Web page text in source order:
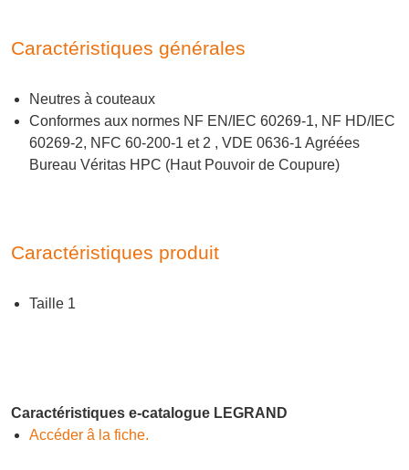
Caractéristiques générales
Neutres à couteaux
Conformes aux normes NF EN/IEC 60269-1, NF HD/IEC
60269-2, NFC 60-200-1 et 2 , VDE 0636-1 Agréées
Bureau Véritas HPC (Haut Pouvoir de Coupure)
Caractéristiques produit
Taille 1
Caractéristiques e-catalogue LEGRAND
Accéder â la fiche.